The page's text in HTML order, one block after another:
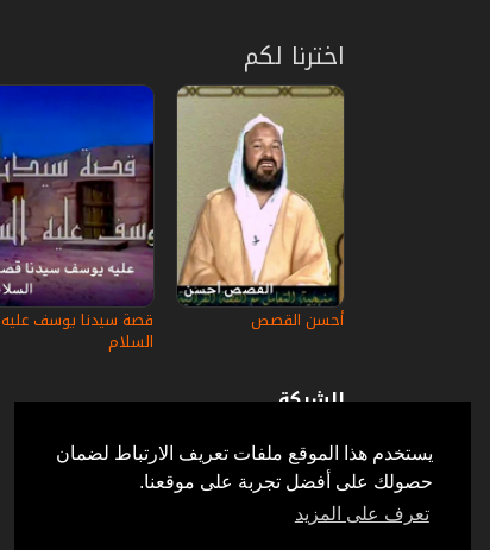
يستخدم هذا الموقع ملفات تعريف الارتباط لضمان
حصولك على أفضل تجربة على موقعنا.
تعرف على المزيد
اخترنا لكم
أحسن القصص قصة سيدنا يوسف عليه
السلام
الشركة
أسئلة وأجوبة
في الإعلام
خدمة الزبائن
إتصل بنا